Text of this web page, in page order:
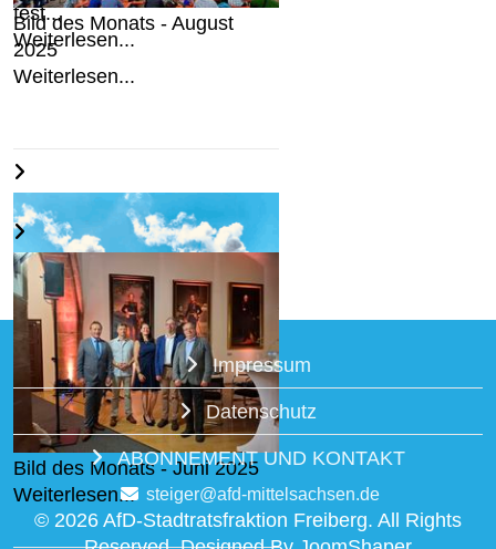
fest...
Weiterlesen...
"Freiberg klimaneutral" -
Wahlprüfsteine
Weiterlesen...
Bild des Monats - August
2025
Weiterlesen...
Bild des Monats - Juni 2025
Weiterlesen...
Impressum
Datenschutz
ABONNEMENT UND KONTAKT
steiger@afd-mittelsachsen.de
© 2026 AfD-Stadtratsfraktion Freiberg. All Rights